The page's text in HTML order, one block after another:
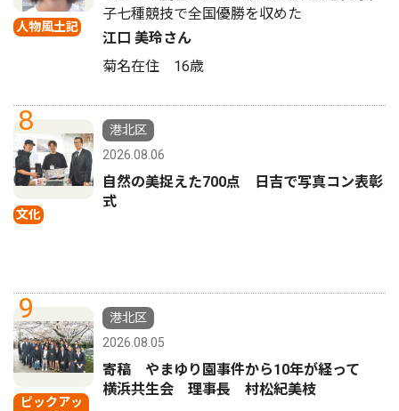
人物風土記
子七種競技で全国優勝を収めた
江口 美玲さん
菊名在住 16歳
8
文化
港北区
2026.08.06
自然の美捉えた700点 日吉で写真コン表彰
式
9
ピックアッ
港北区
2026.08.05
寄稿 やまゆり園事件から10年が経って
横浜共生会 理事長 村松紀美枝